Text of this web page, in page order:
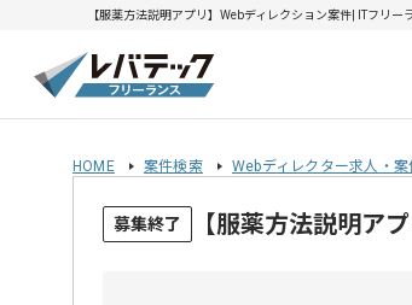
【服薬方法説明アプリ】Webディレクション案件| ITフリ
HOME 案件検索 Webディレクター求人・案
募集終了 【服薬方法説明ア